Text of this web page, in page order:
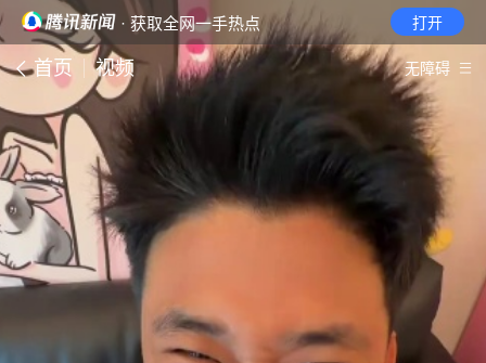
· 获取全网一手热点 打开
首页 视频 无障碍